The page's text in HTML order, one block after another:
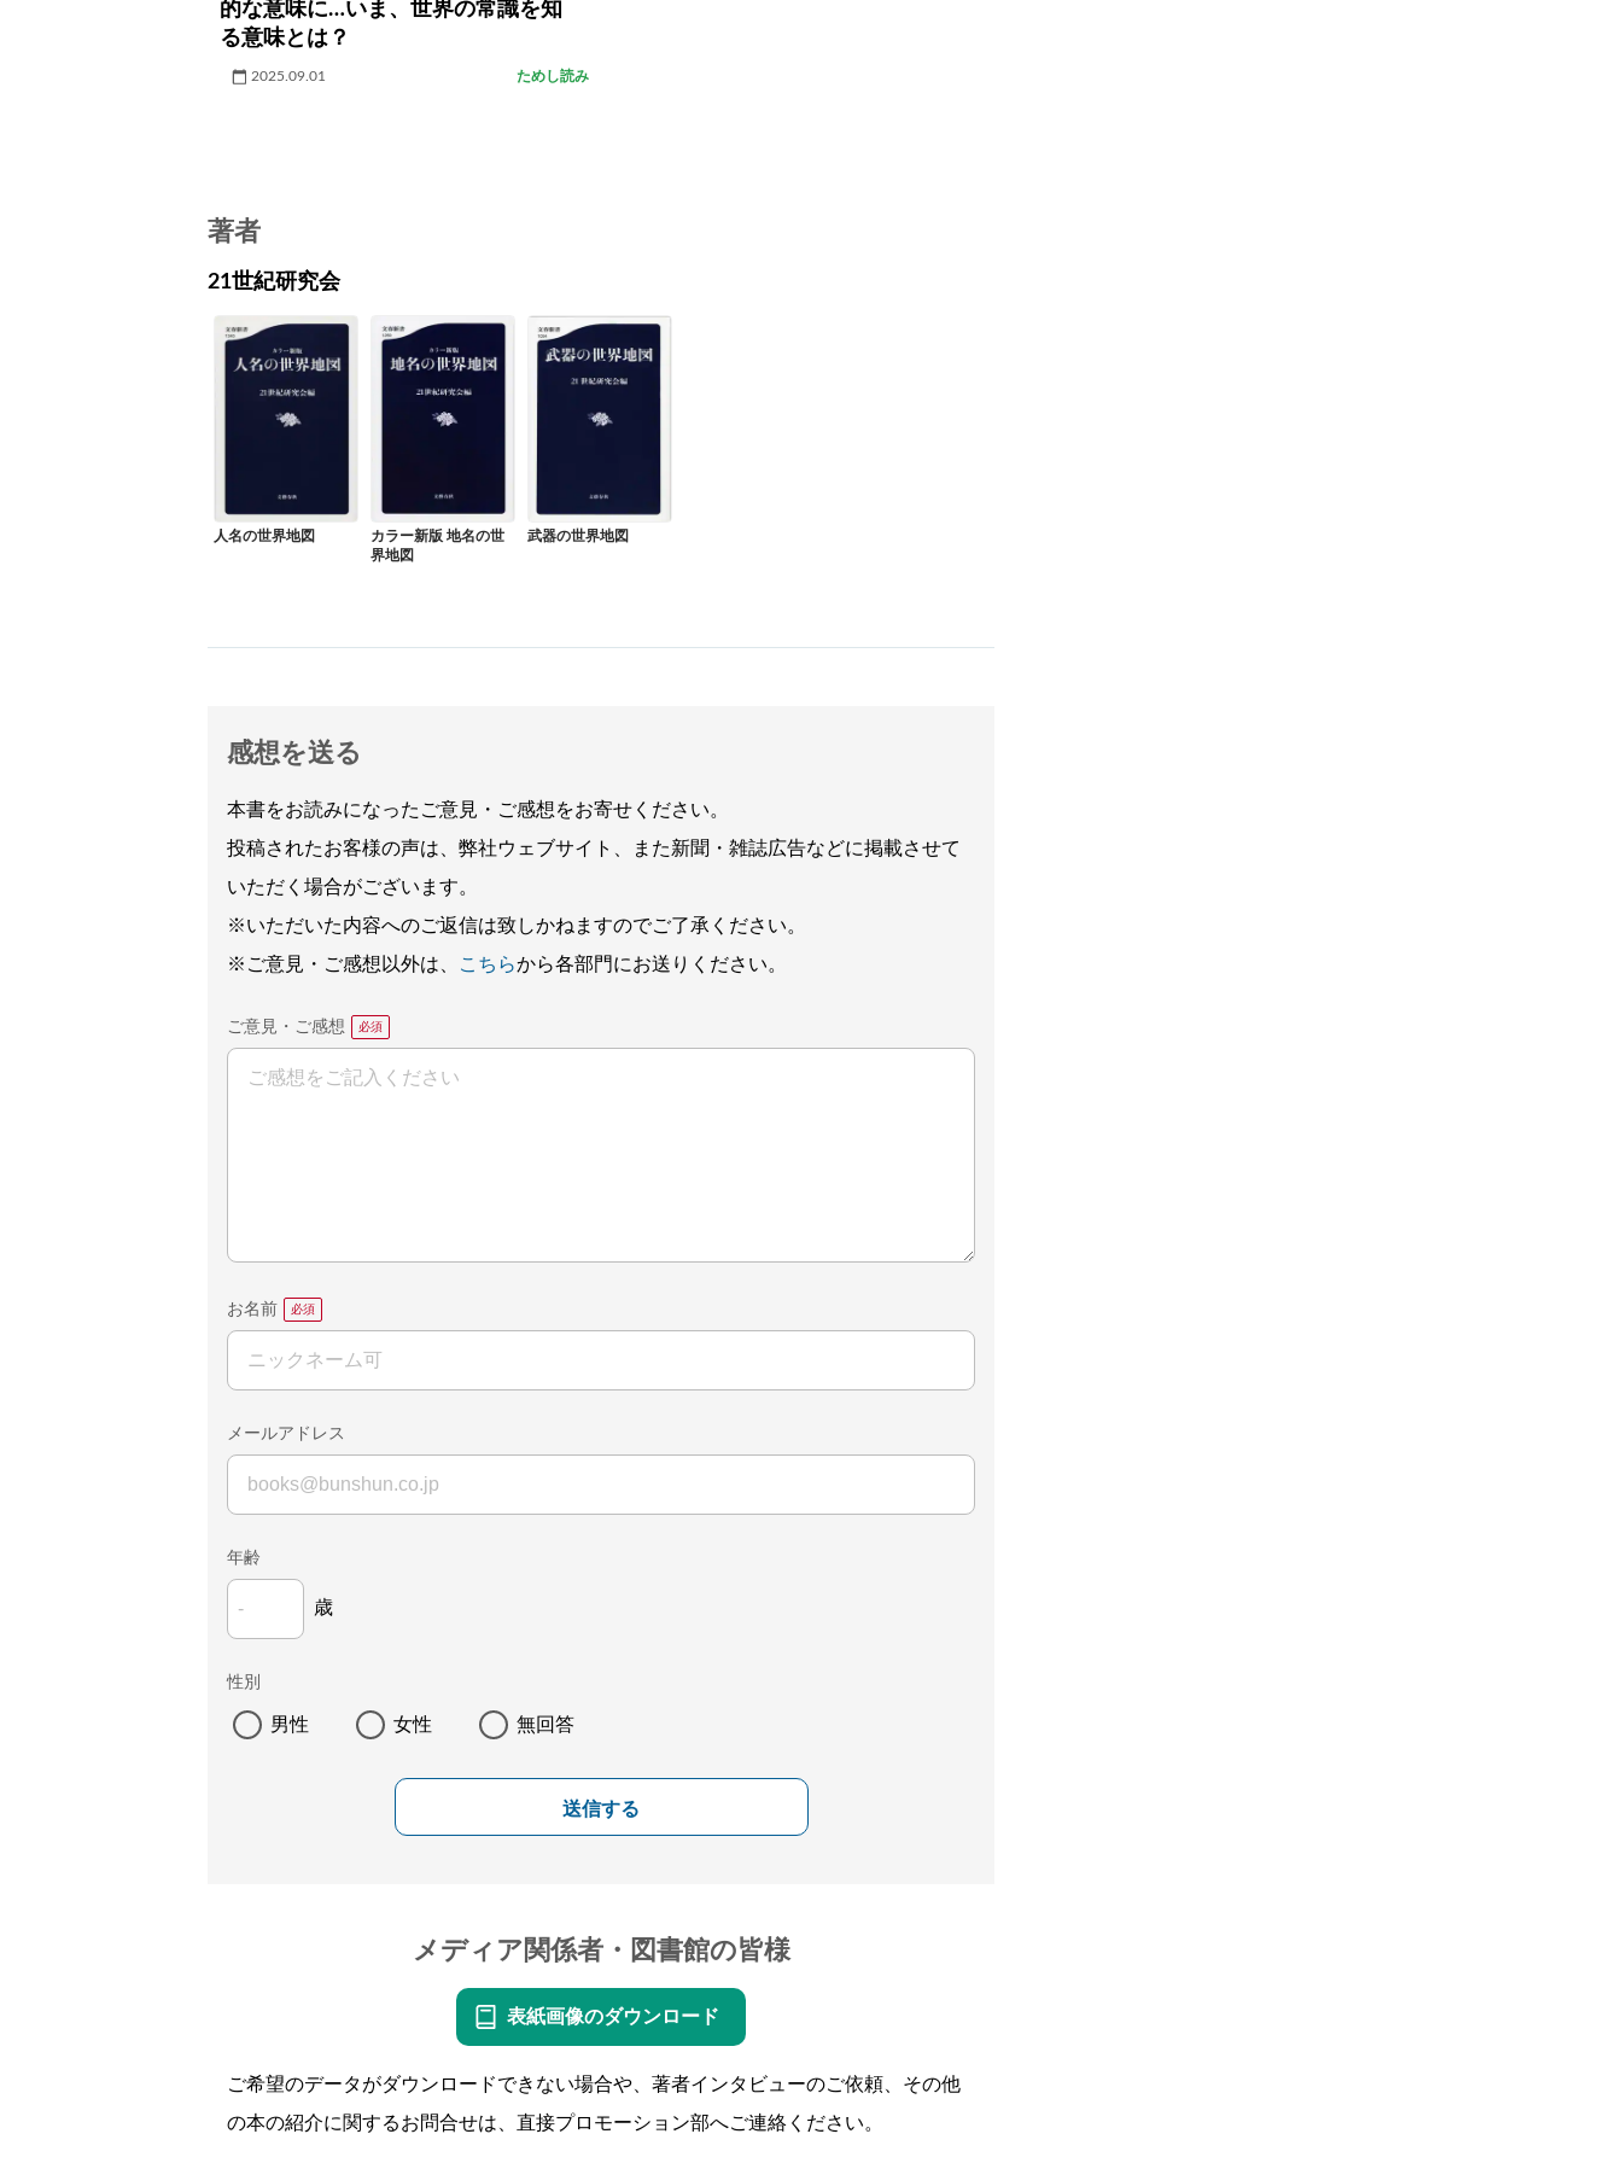
的な意味に…いま、世界の常識を知
る意味とは？
2025.09.01 ためし読み
著者
21世紀研究会
人名の世界地図
カラー新版 地名の世
界地図
武器の世界地図
感想を送る
本書をお読みになったご意見・ご感想をお寄せください。
投稿されたお客様の声は、弊社ウェブサイト、また新聞・雑誌広告などに掲載させて
いただく場合がございます。
※いただいた内容へのご返信は致しかねますのでご了承ください。
※ご意見・ご感想以外は、
こちらから各部門にお送りください。
ご意見・ご感想
お名前
メールアドレス
年齢
歳
性別
男性 女性 無回答
送信する
メディア関係者・図書館の皆様
表紙画像のダウンロード
ご希望のデータがダウンロードできない場合や、著者インタビューのご依頼、その他
の本の紹介に関するお問合せは、直接プロモーション部へご連絡ください。